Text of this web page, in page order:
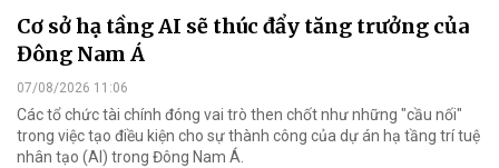
Cơ sở hạ tầng AI sẽ thúc đẩy tăng trưởng của
Đông Nam Á
07/08/2026 11:06
Các tổ chức tài chính đóng vai trò then chốt như những "cầu nối"
trong việc tạo điều kiện cho sự thành công của dự án hạ tầng trí tuệ
nhân tạo (AI) trong Đông Nam Á.